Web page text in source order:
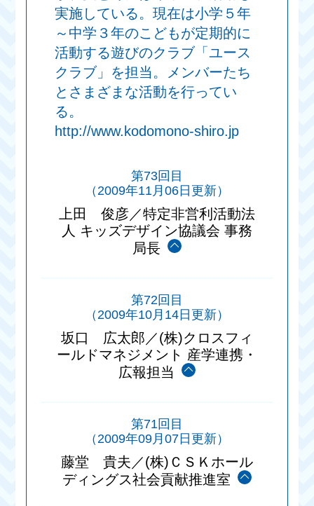
実施している。現在は小学５年
～中学３年のこどもが定期的に
活動する遊びのクラブ「ユース
クラブ」を担当。メンバーたち
とさまざまな活動を行ってい
る。
http://www.kodomono-shiro.jp
第73回目
（2009年11月06日更新）
上田 俊彦／特定非営利活動法
人 キッズデザイン協議会 事務
局長
第72回目
（2009年10月14日更新）
坂口 広太郎／(株)クロスフィ
ールドマネジメント 産学連携・
広報担当
第71回目
（2009年09月07日更新）
藤堂 貴夫／(株)ＣＳＫホール
ディングス社会貢献推進室